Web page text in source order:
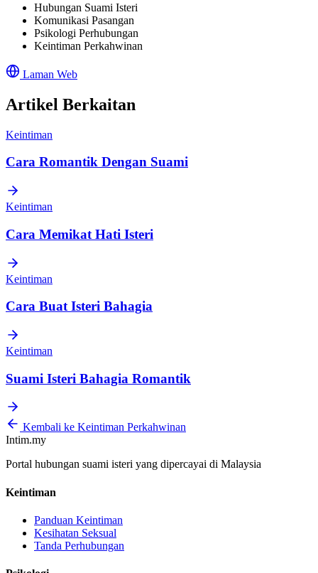
Hubungan Suami Isteri
Komunikasi Pasangan
Psikologi Perhubungan
Keintiman Perkahwinan
Laman Web
Artikel Berkaitan
Keintiman
Cara Romantik Dengan Suami
Keintiman
Cara Memikat Hati Isteri
Keintiman
Cara Buat Isteri Bahagia
Keintiman
Suami Isteri Bahagia Romantik
Kembali ke Keintiman Perkahwinan
Intim.my
Portal hubungan suami isteri yang dipercayai di Malaysia
Keintiman
Panduan Keintiman
Kesihatan Seksual
Tanda Perhubungan